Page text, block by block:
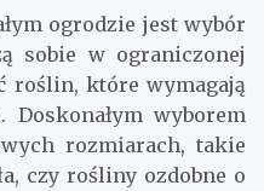
ogrodzie jest wybór
sobie w ograniczonej
roślin, które wymagają
wyborem
rozmiarach, takie
czy rośliny ozdobne o